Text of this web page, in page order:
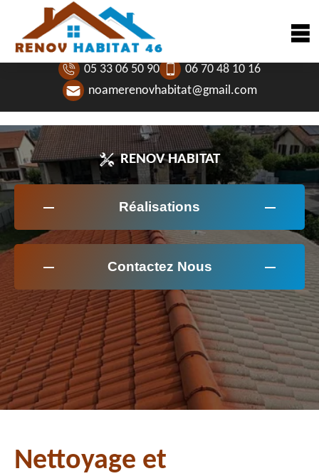
05 33 06 50 90
06 70 48 10 16
noamerenovhabitat@gmail.com
RENOV HABITAT
Réalisations
Contactez Nous
Nettoyage et